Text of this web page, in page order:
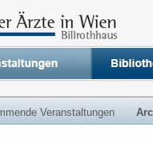
Veranstaltungen